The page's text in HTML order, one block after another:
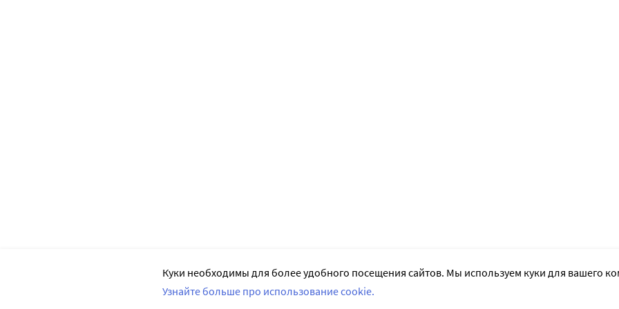
Куки необходимы для более удобного посещения сайтов. Мы используем куки для вашего
Узнайте больше про использование cookie.